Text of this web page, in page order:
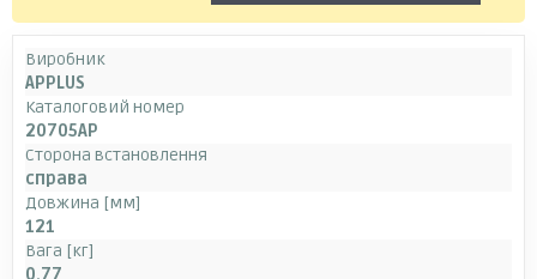
Виробник
APPLUS
Каталоговий номер
20705AP
Сторона встановлення
справа
Довжина [мм]
121
Вага [кг]
0.77